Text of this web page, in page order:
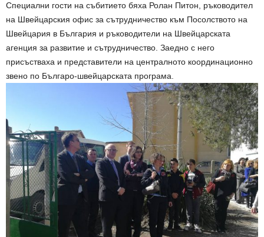
Специални гости на събитието бяха Ролан Питон, ръководител
на Швейцарския офис за сътрудничество към Посолството на
Швейцария в България и ръководители на Швейцарската
агенция за развитие и сътрудничество. Заедно с него
присъстваха и представители на централното координационно
звено по Българо-швейцарската програма.